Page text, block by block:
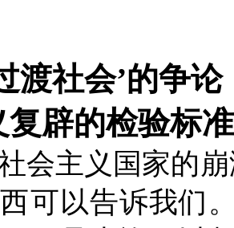
渡社会’的争论
复辟的检验标准
主义国家的崩
可以告诉我们